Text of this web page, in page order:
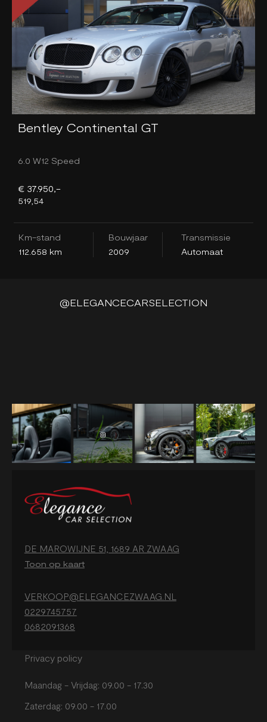
Bentley Continental GT
6.0 W12 Speed
€ 37.950,-
519,54
Km-stand
112.658 km
Bouwjaar
2009
Transmissie
Automaat
@ELEGANCECARSELECTION
DE MAROWIJNE 51, 1689 AR ZWAAG
Toon op kaart
VERKOOP@ELEGANCEZWAAG.NL
0229745757
0682091368
Privacy policy
Maandag - Vrijdag: 09.00 - 17.30
Zaterdag: 09.00 - 17.00